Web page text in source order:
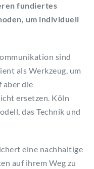
fundiertes
um individuell
sind
als Werkzeug, um
aber die
ersetzen. Köln
das Technik und
eine nachhaltige
auf ihrem Weg zu